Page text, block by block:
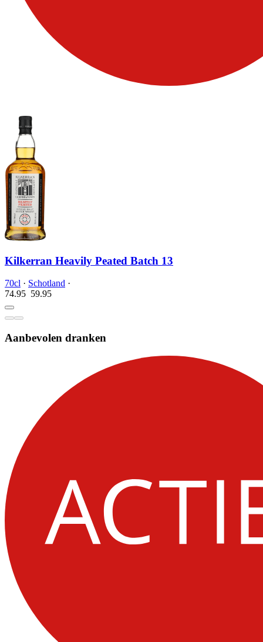
Kilkerran Heavily Peated Batch 13
70cl · Schotland ·
74.95 59.95
Aanbevolen dranken